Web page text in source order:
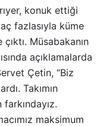
konuk ettiği
fazlasıyla küme
Müsabakanın
açıklamalarda
Çetin, “Biz
Takımın
maksimum